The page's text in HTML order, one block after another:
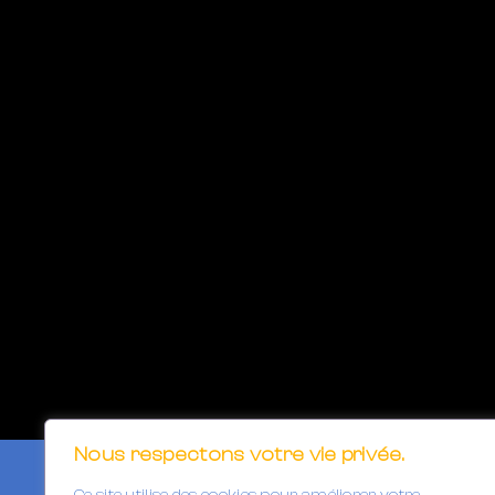
Nous respectons votre vie privée.